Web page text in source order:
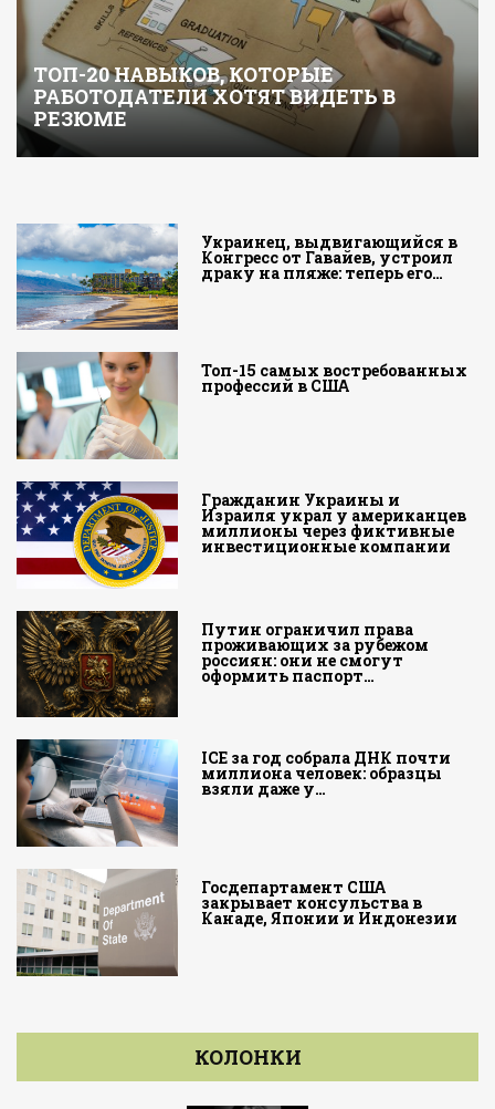
ТОП-20 НАВЫКОВ, КОТОРЫЕ
РАБОТОДАТЕЛИ ХОТЯТ ВИДЕТЬ В
РЕЗЮМЕ
Украинец, выдвигающийся в
Конгресс от Гавайев, устроил
драку на пляже: теперь его…
Топ-15 самых востребованных
профессий в США
Гражданин Украины и
Израиля украл у американцев
миллионы через фиктивные
инвестиционные компании
Путин ограничил права
проживающих за рубежом
россиян: они не смогут
оформить паспорт…
ICE за год собрала ДНК почти
миллиона человек: образцы
взяли даже у…
Госдепартамент США
закрывает консульства в
Канаде, Японии и Индонезии
КОЛОНКИ